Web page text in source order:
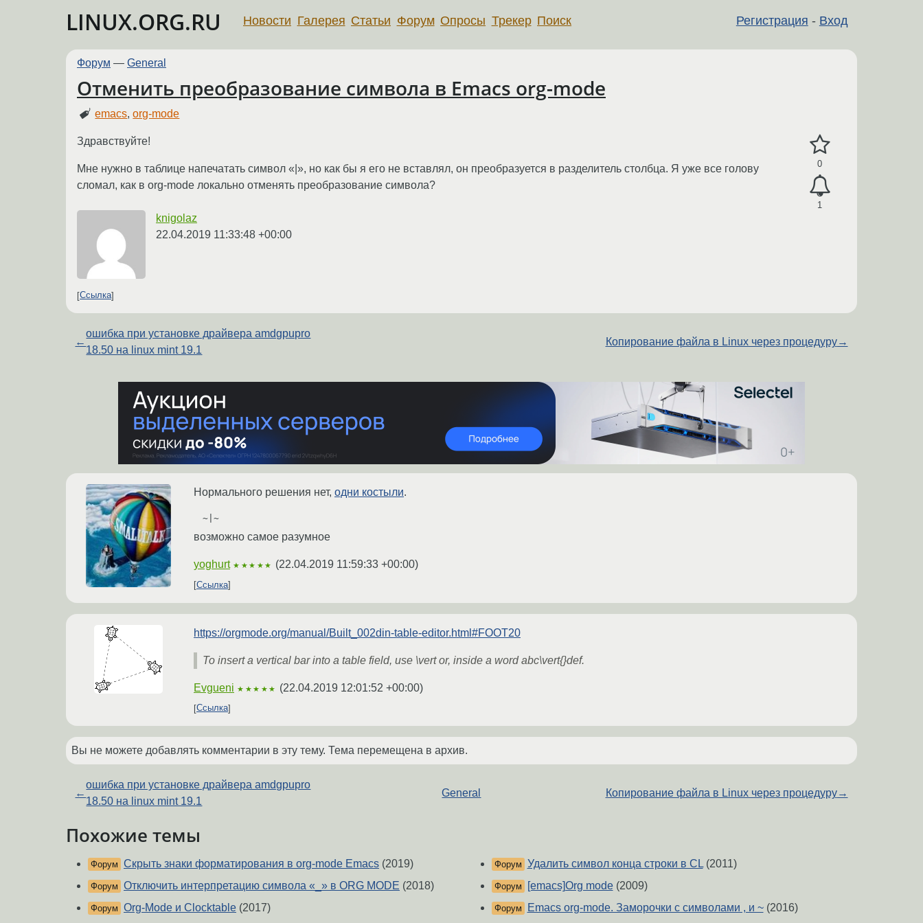
LINUX.ORG.RU Регистрация - Вход
Новости Галерея Статьи Форум Опросы Трекер Поиск
Форум — General
Отменить преобразование символа в Emacs org-mode
emacs,org-mode
0
1
Здравствуйте!
Мне нужно в таблице напечатать символ «|», но как бы я его не вставлял, он преобразуется в разделитель столбца. Я уже все голову
сломал, как в org-mode локально отменять преобразование символа?
knigolaz
22.04.2019 11:33:48 +00:00
Ссылка
←
ошибка при установке драйвера amdgpupro
18.50 на linux mint 19.1
Копирование файла в Linux через процедуру→
Нормального решения нет, одни костыли.
~|~
возможно самое разумное
yoghurt ★★★★★ (22.04.2019 11:59:33 +00:00)
Ссылка
https://orgmode.org/manual/Built_002din-table-editor.html#FOOT20
To insert a vertical bar into a table field, use \vert or, inside a word abc\vert{}def.
Evgueni ★★★★★ (22.04.2019 12:01:52 +00:00)
Ссылка
Вы не можете добавлять комментарии в эту тему. Тема перемещена в архив.
←
ошибка при установке драйвера amdgpupro
18.50 на linux mint 19.1
General Копирование файла в Linux через процедуру→
Похожие темы
Форум Скрыть знаки форматирования в org-mode Emacs (2019)
Форум Отключить интерпретацию символа «_» в ORG MODE (2018)
Форум Org-Mode и Clocktable (2017)
Форум Удалить символ конца строки в CL(2011)
Форум [emacs]Org mode(2009)
Форум Emacs org-mode. Заморочки с символами , и ~(2016)